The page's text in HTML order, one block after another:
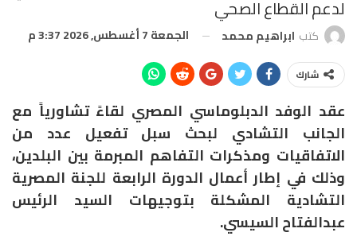
لدعم القطاع الصحي
كتب ابراهيم محمد الجمعة 7 أغسطس, 2026 3:37 م
شارك
عقد الوفد الدبلوماسي المصري لقاءً تشاورياً مع
الجانب التشادي لبحث سبل تفعيل عدد من
الاتفاقيات ومذكرات التفاهم المبرمة بين البلدين،
وذلك في إطار أعمال الدورة الرابعة للجنة المصرية
التشادية المشكلة بتوجيهات السيد الرئيس
عبدالفتاح السيسي.